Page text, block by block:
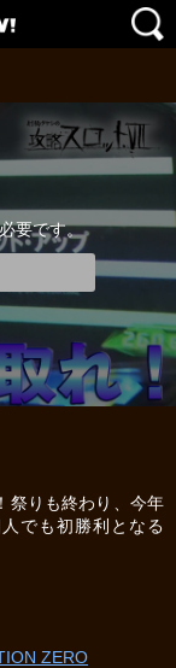
要です。
祭りも終わり、今年
でも初勝利となる
ZERO